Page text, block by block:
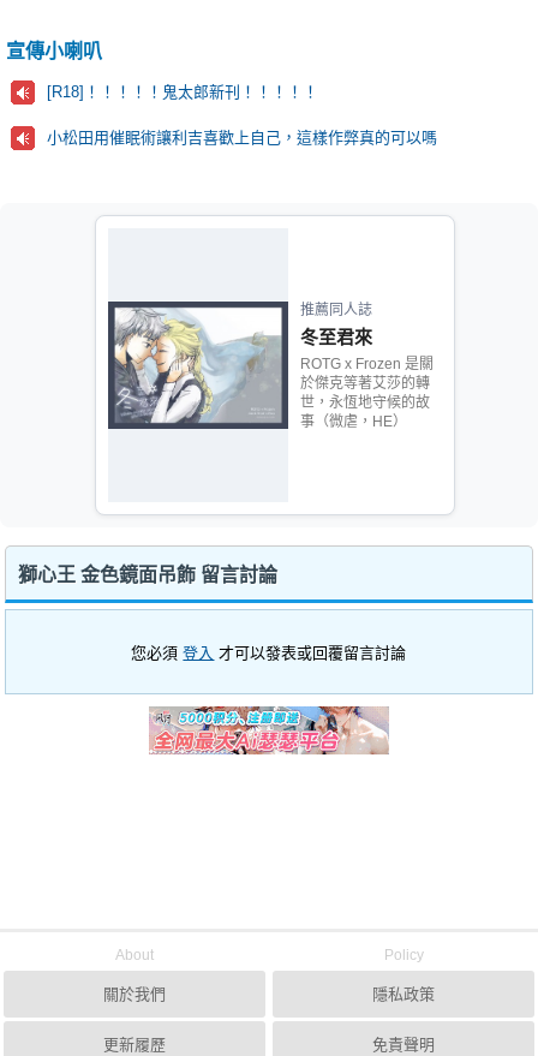
宣傳小喇叭
[R18]！！！！！鬼太郎新刊！！！！！
小松田用催眠術讓利吉喜歡上自己，這樣作弊真的可以嗎
推薦同人誌
冬至君來
ROTG x Frozen 是關
於傑克等著艾莎的轉
世，永恆地守候的故
事（微虐，HE）
獅心王 金色鏡面吊飾 留言討論
您必須登入 才可以發表或回覆留言討論
About
關於我們
更新履歷
Policy
隱私政策
免責聲明